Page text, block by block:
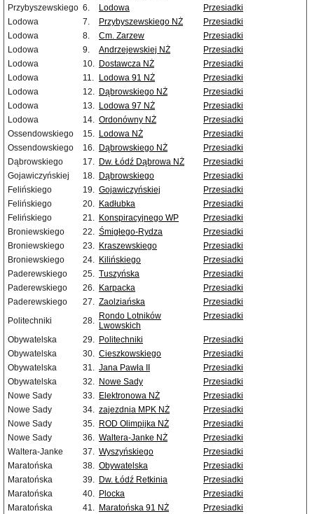
Przybyszewskiego 6. Lodowa
Przesiadki
Lodowa
7. Przybyszewskiego NŻ
Przesiadki
Lodowa
8. Cm. Zarzew
Przesiadki
Lodowa
9. Andrzejewskiej NŻ
Przesiadki
Lodowa
10. Dostawcza NŻ
Przesiadki
Lodowa
11. Lodowa 91 NŻ
Przesiadki
Lodowa
12. Dąbrowskiego NŻ
Przesiadki
Lodowa
13. Lodowa 97 NŻ
Przesiadki
Lodowa
14. Ordonówny NŻ
Przesiadki
Ossendowskiego
15. Lodowa NŻ
Przesiadki
Ossendowskiego
16. Dąbrowskiego NŻ
Przesiadki
Dąbrowskiego
17. Dw. Łódź Dąbrowa NŻ
Przesiadki
Gojawiczyńskiej
18. Dąbrowskiego
Przesiadki
Felińskiego
19. Gojawiczyńskiej
Przesiadki
Felińskiego
20. Kadłubka
Przesiadki
Felińskiego
21. Konspiracyjnego WP
Przesiadki
Broniewskiego
22. Śmigłego-Rydza
Przesiadki
Broniewskiego
23. Kraszewskiego
Przesiadki
Broniewskiego
24. Kilińskiego
Przesiadki
Paderewskiego
25. Tuszyńska
Przesiadki
Paderewskiego
26. Karpacka
Przesiadki
Paderewskiego
27. Zaolziańska
Przesiadki
Politechniki
28. Rondo Lotników
Lwowskich
Przesiadki
Obywatelska 29. Politechniki
Przesiadki
Obywatelska
30. Cieszkowskiego
Przesiadki
Obywatelska
31. Jana Pawła II
Przesiadki
Obywatelska
32. Nowe Sady
Przesiadki
Nowe Sady
33. Elektronowa NŻ
Przesiadki
Nowe Sady
34. zajezdnia MPK NŻ
Przesiadki
Nowe Sady
35. ROD Olimpijka NŻ
Przesiadki
Nowe Sady
36. Waltera-Janke NŻ
Przesiadki
Waltera-Janke
37. Wyszyńskiego
Przesiadki
Maratońska
38. Obywatelska
Przesiadki
Maratońska
39. Dw. Łódź Retkinia
Przesiadki
Maratońska
40. Plocka
Przesiadki
Maratońska
41. Maratońska 91 NŻ
Przesiadki